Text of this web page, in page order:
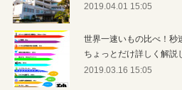
2019.04.01 15:05
世界一速いもの比べ！秒
ちょっとだけ詳しく解説
2019.03.16 15:05